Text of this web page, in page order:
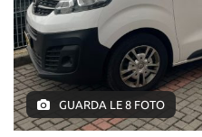
GUARDA LE 8 FOTO